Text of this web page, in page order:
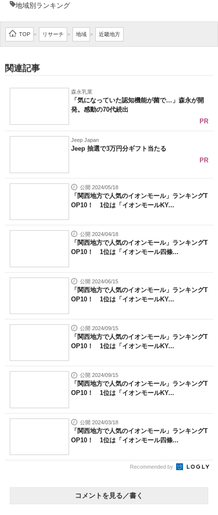
地域別ランキング
TOP > リサーチ > 地域 > 近畿地方
関連記事
森永乳業
「気になっていた認知機能が菌で…」森永が開
発。感動の70代続出
PR
Jeep Japan
Jeep 抽選で3万円分ギフト当たる
PR
公開 2024/05/18
「関西地方で人気のイオンモール」ランキングT
OP10！ 1位は「イオンモールKY...
公開 2024/04/18
「関西地方で人気のイオンモール」ランキングT
OP10！ 1位は「イオンモール四條...
公開 2024/06/15
「関西地方で人気のイオンモール」ランキングT
OP10！ 1位は「イオンモールKY...
公開 2024/09/15
「関西地方で人気のイオンモール」ランキングT
OP10！ 1位は「イオンモールKY...
公開 2024/09/15
「関西地方で人気のイオンモール」ランキングT
OP10！ 1位は「イオンモールKY...
公開 2024/03/18
「関西地方で人気のイオンモール」ランキングT
OP10！ 1位は「イオンモール四條...
Recommended by
コメントを見る／書く